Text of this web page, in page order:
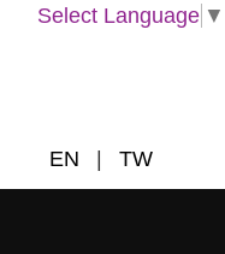
Select Language ▼
EN TW